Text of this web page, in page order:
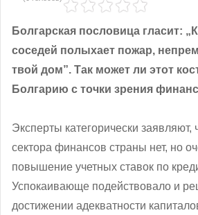
Болгарская пословица гласит:
соседей полыхает пожар,
твой дом”. Так может ли этот
Болгарию с точки зрения
Эксперты категорически заявляют,
сектора финансов страны нет, но
повышение учетных ставок по
Успокаивающе подействовало и
достижении адекватности